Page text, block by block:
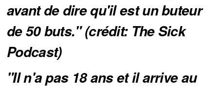
avant de dire qu'il est un buteur
de 50 buts." (crédit: The Sick
Podcast)
"Il n'a pas 18 ans et il arrive au